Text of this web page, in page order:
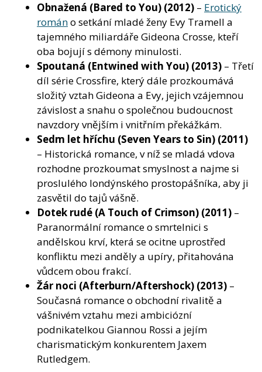
Obnažená (Bared to You) (2012) – Erotický
románo setkání mladé ženy Evy Tramell a
tajemného miliardáře Gideona Crosse, kteří
oba bojují s démony minulosti.
Spoutaná (Entwined with You) (2013) – Třetí
díl série Crossfire, který dále prozkoumává
složitý vztah Gideona a Evy, jejich vzájemnou
závislost a snahu o společnou budoucnost
navzdory vnějším i vnitřním překážkám.
Sedm let hříchu (Seven Years to Sin) (2011)
– Historická romance, v níž se mladá vdova
rozhodne prozkoumat smyslnost a najme si
proslulého londýnského prostopášníka, aby ji
zasvětil do tajů vášně.
Dotek rudé (A Touch of Crimson) (2011) –
Paranormální romance o smrtelnici s
andělskou krví, která se ocitne uprostřed
konfliktu mezi anděly a upíry, přitahována
vůdcem obou frakcí.
Žár noci (Afterburn/Aftershock) (2013) –
Současná romance o obchodní rivalitě a
vášnivém vztahu mezi ambiciózní
podnikatelkou Giannou Rossi a jejím
charismatickým konkurentem Jaxem
Rutledgem.